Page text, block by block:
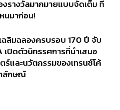
งรางวัลมากมายแบบจัดเต็ม ที่
นมาก่อน!
ฉลิมฉลองครบรอบ 170 ปี จับ
เปิดตัวนิทรรศการที่นำเสนอ
ร์และนวัตกรรมของเทรนช์โค้
ลักษณ์